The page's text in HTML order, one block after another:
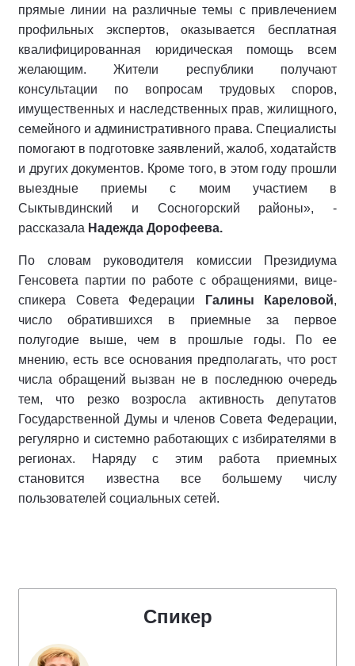
прямые линии на различные темы с привлечением
профильных экспертов, оказывается бесплатная
квалифицированная юридическая помощь всем
желающим. Жители республики получают
консультации по вопросам трудовых споров,
имущественных и наследственных прав, жилищного,
семейного и административного права. Специалисты
помогают в подготовке заявлений, жалоб, ходатайств
и других документов. Кроме того, в этом году прошли
выездные приемы с моим участием в
Сыктывдинский и Сосногорский районы», -
рассказала Надежда Дорофеева.
По словам руководителя комиссии Президиума
Генсовета партии по работе с обращениями, вице-
спикера Совета Федерации
Галины Кареловой,
число обратившихся в приемные за первое
полугодие выше, чем в прошлые годы. По ее
мнению, есть все основания предполагать, что рост
числа обращений вызван не в последнюю очередь
тем, что резко возросла активность депутатов
Государственной Думы и членов Совета Федерации,
регулярно и системно работающих с избирателями в
регионах. Наряду с этим работа приемных
становится известна все большему числу
пользователей социальных сетей.
Спикер